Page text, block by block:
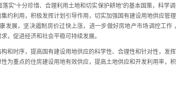
“十分珍惜、合理利用土地和切实保护耕地”的基本国策，科学调
约利用，积极发挥计划引导作用，切实加强国有建设用地供应管
发展，坚决遏制房价过快上涨，进一步做好房地产市场调控工作
，促进经济和社会平稳可持续发展。
时序，提高国有建设用地供应的科学性、合理性和针对性，发
为重点的住房建设用地有效供应，提高土地供应和开发利用率，